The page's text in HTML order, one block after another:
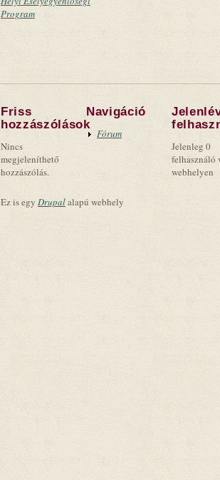
Program
Friss
hozzászólások
Nincs
megjeleníthető
hozzászólás.
Navigáció
Fórum
Jelenleg 0
felhasználó
webhelyen
Ez is egy Drupalalapú webhely